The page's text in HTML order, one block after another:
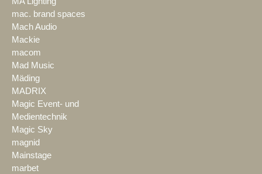
mac. brand spaces
Mach Audio
Mackie
macom
Mad Music
Mäding
MADRIX
Magic Event- und
Medientechnik
Magic Sky
magnid
Mainstage
marbet